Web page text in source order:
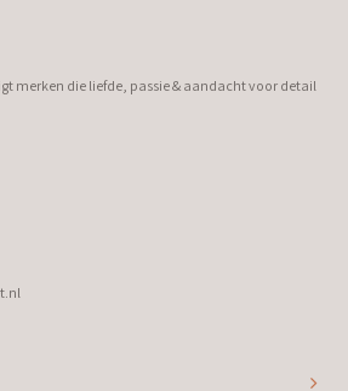
merken die liefde, passie & aandacht voor detail